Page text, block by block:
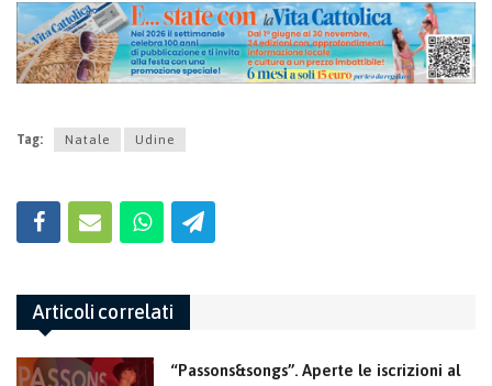
Tag: Natale Udine
Articoli correlati
“Passons&songs”. Aperte le iscrizioni al